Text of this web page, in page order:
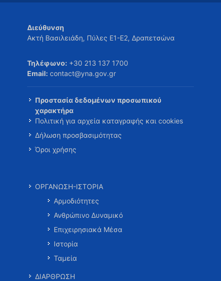
Διεύθυνση
Ακτή Βασιλειάδη, Πύλες Ε1-Ε2, Δραπετσώνα
Τηλέφωνο: +30 213 137 1700
Email: contact@yna.gov.gr
Προστασία δεδομένων προσωπικού
χαρακτήρα
Πολιτική για αρχεία καταγραφής και cookies
Δήλωση προσβασιμότητας
Όροι χρήσης
ΟΡΓΑΝΩΣΗ-ΙΣΤΟΡΙΑ
Αρμοδιότητες
Ανθρώπινο Δυναμικό
Επιχειρησιακά Μέσα
Ιστορία
Ταμεία
ΔΙΑΡΘΡΩΣΗ